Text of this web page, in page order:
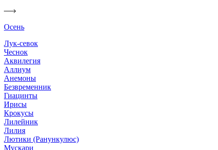
Осень
Лук-севок
Чеснок
Аквилегия
Аллиум
Анемоны
Безвременник
Гиацинты
Ирисы
Крокусы
Лилейник
Лилия
Лютики (Ранункулюс)
Мускари